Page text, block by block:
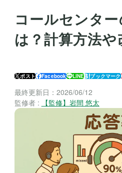
コールセンタ
は？計算方法
ポスト Facebook LINE ブックマーク
最終更新日： 2026/06/12
監修者 :
【監修】岩間 悠太